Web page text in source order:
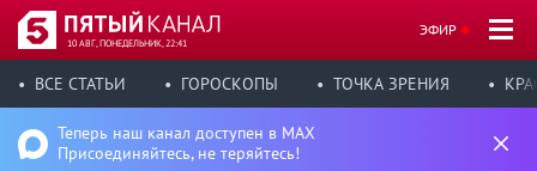
10 АВГ, ПОНЕДЕЛЬНИК, 22:41
ЭФИР
ВСЕ СТАТЬИ ГОРОСКОПЫ ТОЧКА ЗРЕНИЯ
Теперь наш канал доступен в MAX
Присоединяйтесь, не теряйтесь!